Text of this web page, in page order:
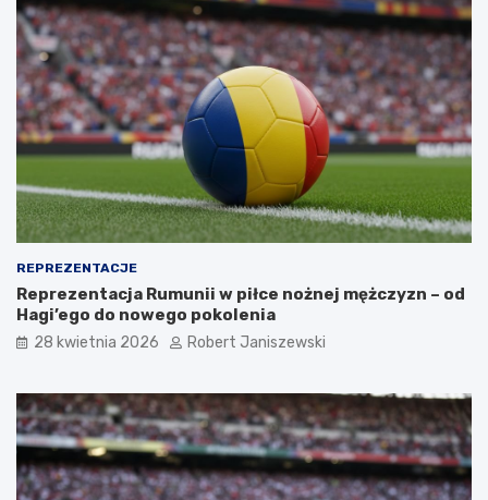
REPREZENTACJE
Reprezentacja Rumunii w piłce nożnej mężczyzn – od
Hagi’ego do nowego pokolenia
28 kwietnia 2026 Robert Janiszewski